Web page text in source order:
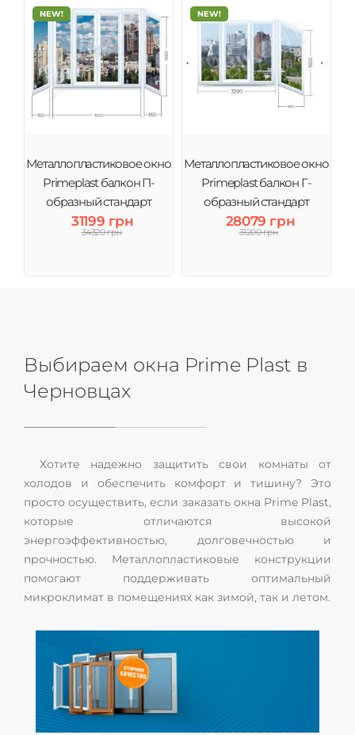
NEW!
Металлопластиковое окно
Primeplast балкон П-
образный стандарт
31199 грн
34320 грн
NEW!
Металлопластиковое окно
Primeplast балкон Г-
образный стандарт
большой
28079 грн
31200 грн
Выбираем окна Prime Plast в
Черновцах
Хотите надежно защитить свои комнаты от
холодов и обеспечить комфорт и тишину? Это
просто осуществить, если заказать окна Prime Plast,
которые отличаются высокой
энергоэффективностью, долговечностью и
прочностью. Металлопластиковые конструкции
помогают поддерживать оптимальный
микроклимат в помещениях как зимой, так и летом.